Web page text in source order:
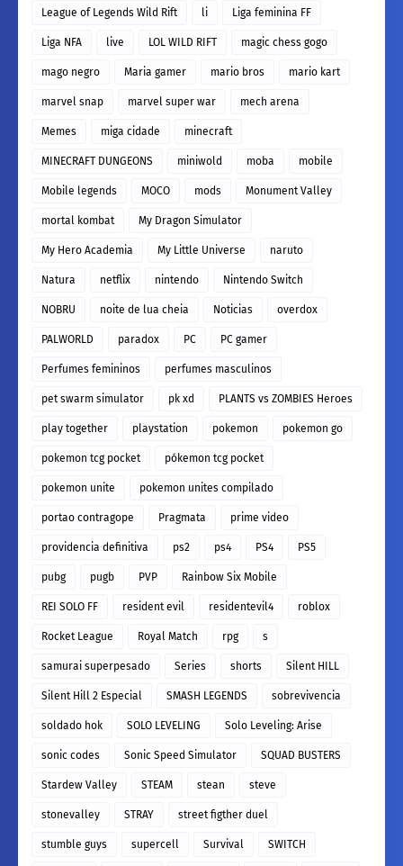
League of Legends Wild Rift li Liga feminina FF
Liga NFA live LOL WILD RIFT magic chess gogo
mago negro Maria gamer mario bros mario kart
marvel snap marvel super war mech arena
Memes miga cidade minecraft
MINECRAFT DUNGEONS miniwold moba mobile
Mobile legends MOCO mods Monument Valley
mortal kombat My Dragon Simulator
My Hero Academia My Little Universe naruto
Natura netflix nintendo Nintendo Switch
NOBRU noite de lua cheia Noticias overdox
PALWORLD paradox PC PC gamer
Perfumes femininos perfumes masculinos
pet swarm simulator pk xd PLANTS vs ZOMBIES Heroes
play together playstation pokemon pokemon go
pokemon tcg pocket pókemon tcg pocket
pokemon unite pokemon unites compilado
portao contragope Pragmata prime video
providencia definitiva ps2 ps4 PS4 PS5
pubg pugb PVP Rainbow Six Mobile
REI SOLO FF resident evil residentevil4 roblox
Rocket League Royal Match rpg s
samurai superpesado Series shorts Silent HILL
Silent Hill 2 Especial SMASH LEGENDS sobrevivencia
soldado hok SOLO LEVELING Solo Leveling: Arise
sonic codes Sonic Speed Simulator SQUAD BUSTERS
Stardew Valley STEAM stean steve
stonevalley STRAY street figther duel
stumble guys supercell Survival SWITCH